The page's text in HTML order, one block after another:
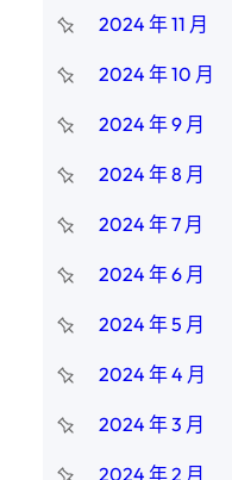
2024 年 11 月
2024 年 10 月
2024 年 9 月
2024 年 8 月
2024 年 7 月
2024 年 6 月
2024 年 5 月
2024 年 4 月
2024 年 3 月
2024 年 2 月